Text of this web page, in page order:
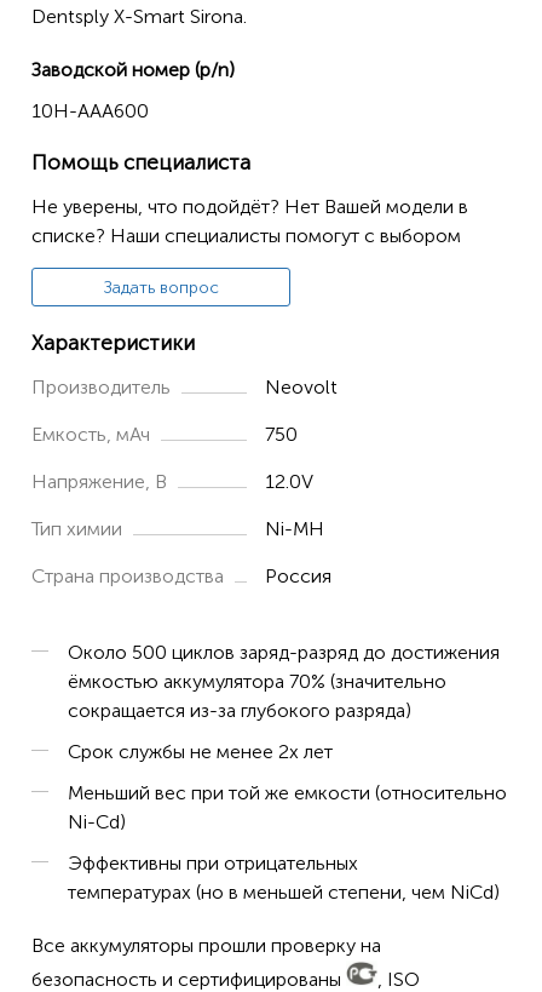
Dentsply X-Smart Sirona.
Заводской номер (p/n)
10H-AAA600
Помощь специалиста
Не уверены, что подойдёт? Нет Вашей модели в
списке? Наши специалисты помогут с выбором
Задать вопрос
Характеристики
Производитель Neovolt
Емкость, мАч 750
Напряжение, В 12.0V
Тип химии Ni-MH
Страна производства Россия
Около 500 циклов заряд-разряд до достижения
ёмкостью аккумулятора 70% (значительно
сокращается из-за глубокого разряда)
Срок службы не менее 2х лет
Меньший вес при той же емкости (относительно
Ni-Cd)
Эффективны при отрицательных
температурах (но в меньшей степени, чем NiCd)
Все аккумуляторы прошли проверку на
безопасность и сертифицированы
, ISO